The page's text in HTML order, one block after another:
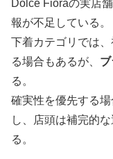
Dolce Fioraの実店
報が不足している。
下着カテゴリでは
る場合もあるが、
る。
確実性を優先する
し、店頭は補完的
る。